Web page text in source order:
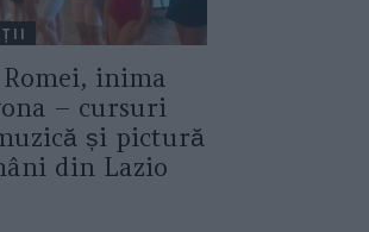
inima
– cursuri
și pictură
din Lazio